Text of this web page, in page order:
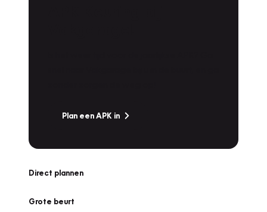
Plan een APK in
Direct plannen
Grote beurt